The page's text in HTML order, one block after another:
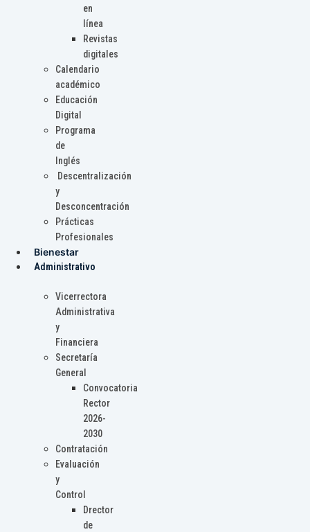
en
línea
Revistas
digitales
Calendario
académico
Educación
Digital
Programa
de
Inglés
Descentralización
y
Desconcentración
Prácticas
Profesionales
Bienestar
Administrativo
Vicerrectora
Administrativa
y
Financiera
Secretaría
General
Convocatoria
Rector
2026-
2030
Contratación
Evaluación
y
Control
Drector
de